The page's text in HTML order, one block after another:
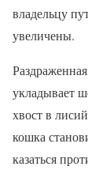
владельцу
увеличены.
укладывает
хвост в
кошка
казаться